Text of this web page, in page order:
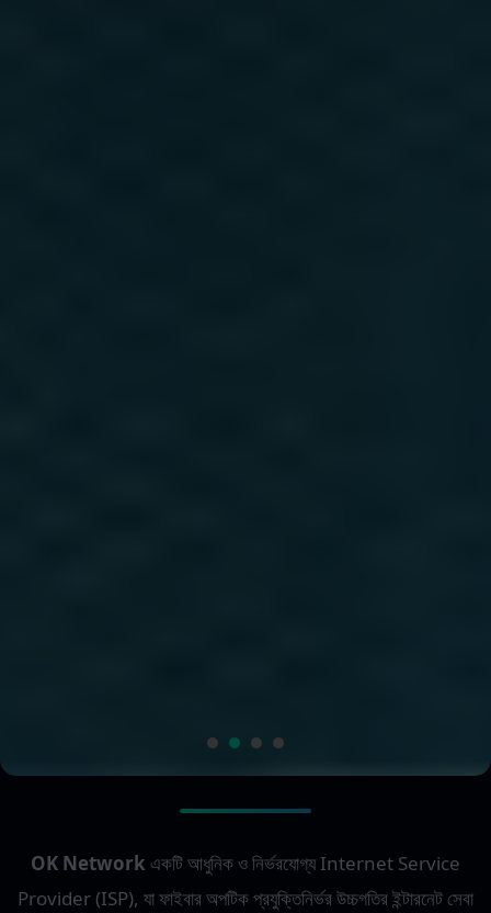
OK Network একটি আধুনিক ও নির্ভরযোগ্য Internet Service
Provider (ISP), যা ফাইবার অপটিক প্রযুক্তিনির্ভর উচ্চগতির ইন্টারনেট সেবা